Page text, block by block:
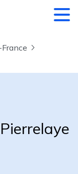
France